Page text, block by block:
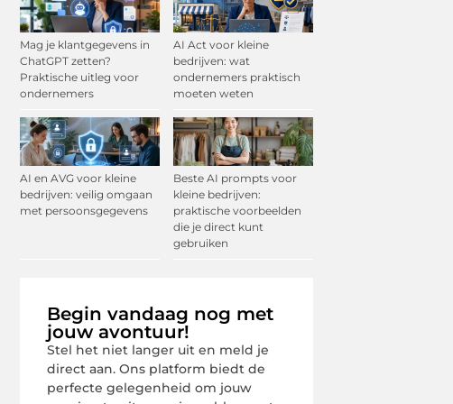
Mag je klantgegevens in
ChatGPT zetten?
Praktische uitleg voor
ondernemers
AI Act voor kleine
bedrijven: wat
ondernemers praktisch
moeten weten
AI en AVG voor kleine
bedrijven: veilig omgaan
met persoonsgegevens
Beste AI prompts voor
kleine bedrijven:
praktische voorbeelden
die je direct kunt
gebruiken
Begin vandaag nog met
jouw avontuur!
Stel het niet langer uit en meld je
direct aan. Ons platform biedt de
perfecte gelegenheid om jouw